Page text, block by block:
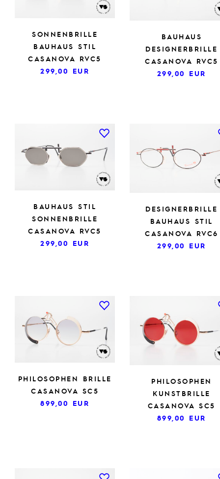
SONNENBRILLE
BAUHAUS STIL
CASANOVA RVC5
299,00 EUR
BAUHAUS
DESIGNERBRILLE
CASANOVA RVC5
299,00 EUR
BAUHAUS STIL
SONNENBRILLE
CASANOVA RVC5
299,00 EUR
DESIGNERBRILLE
BAUHAUS STIL
CASANOVA RVC6
299,00 EUR
PHILOSOPHEN BRILLE
CASANOVA SC5
899,00 EUR
PHILOSOPHEN
KUNSTBRILLE
CASANOVA SC5
899,00 EUR